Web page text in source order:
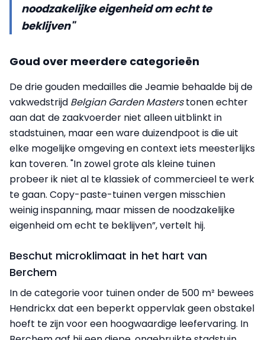
noodzakelijke eigenheid om echt te
beklijven"
Goud over meerdere categorieën
De drie gouden medailles die Jeamie behaalde bij de
vakwedstrijd Belgian Garden Masterstonen echter
aan dat de zaakvoerder niet alleen uitblinkt in
stadstuinen, maar een ware duizendpoot is die uit
elke mogelijke omgeving en context iets meesterlijks
kan toveren. "In zowel grote als kleine tuinen
probeer ik niet al te klassiek of commercieel te werk
te gaan. Copy-paste-tuinen vergen misschien
weinig inspanning, maar missen de noodzakelijke
eigenheid om echt te beklijven”, vertelt hij.
Beschut microklimaat in het hart van
Berchem
In de categorie voor tuinen onder de 500 m² bewees
Hendrickx dat een beperkt oppervlak geen obstakel
hoeft te zijn voor een hoogwaardige leefervaring. In